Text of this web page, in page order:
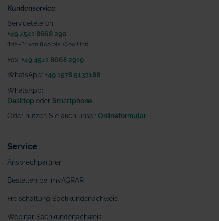
Kundenservice:
Servicetelefon:
+49 4541 8668 290
(Mo.-Fr. von 8.00 bis 16.00 Uhr)
Fax: +49 4541 8668 2919
WhatsApp: +49 1578 5137188
WhatsApp:
Desktop oder Smartphone
Oder nutzen Sie auch unser Onlineformular
Service
Ansprechpartner
Bestellen bei myAGRAR
Freischaltung Sachkundenachweis
Webinar Sachkundenachweis